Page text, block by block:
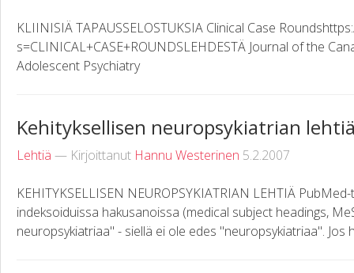
KLIINISIÄ TAPAUSSELOSTUKSIA Clinical Case
s=CLINICAL+CASE+ROUNDSLEHDESTÄ Journal of the
Adolescent Psychiatry
Kehityksellisen neuropsykiatrian
Lehtiä — Kirjoittanut Hannu Westerinen 5.2.2007
KEHITYKSELLISEN NEUROPSYKIATRIAN LEHTIÄ
indeksoiduissa hakusanoissa (medical subject headings,
neuropsykiatriaa" - siellä ei ole edes "neuropsykiatriaa". Jos